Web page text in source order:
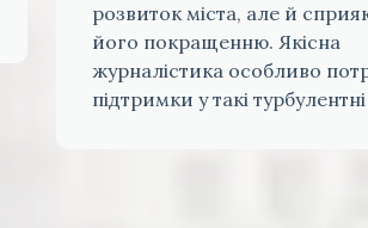
розвиток міста, але й
його покращенню. Якісна
журналістика особливо
підтримки у такі